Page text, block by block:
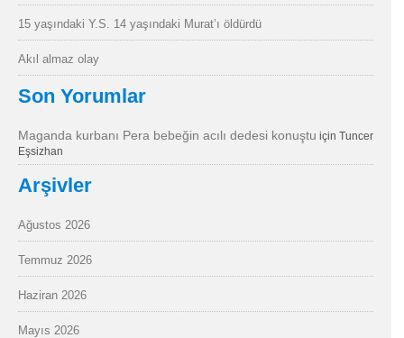
15 yaşındaki Y.S. 14 yaşındaki Murat’ı öldürdü
Akıl almaz olay
Son Yorumlar
Maganda kurbanı Pera bebeğin acılı dedesi konuştu için Tuncer
Eşsizhan
Arşivler
Ağustos 2026
Temmuz 2026
Haziran 2026
Mayıs 2026